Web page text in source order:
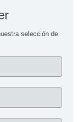
selección de